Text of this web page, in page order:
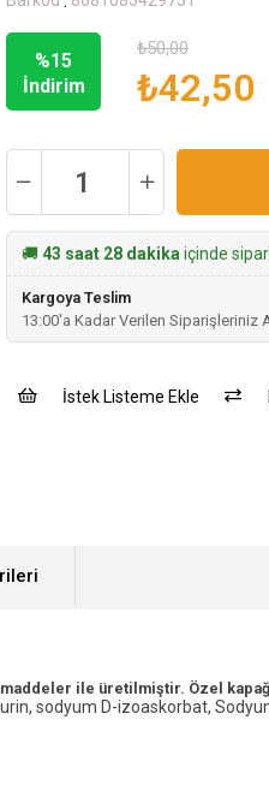
%15
İndirim
₺50,00
₺42,50
🚚 43 saat 28 dakika içinde
Kargoya Teslim
13:00'a Kadar Verilen Siparişleriniz
İstek Listeme Ekle
ile üretilmiştir. Özel
sodyum D-izoaskorbat,